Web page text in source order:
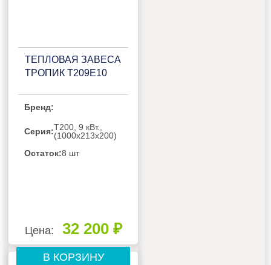
ТЕПЛОВАЯ ЗАВЕСА
ТРОПИК T209E10
Бренд:
Серия:Т200, 9 кВт.,
(1000х213х200)
Остаток:8 шт
Цена: 32 200 ₽
В КОРЗИНУ